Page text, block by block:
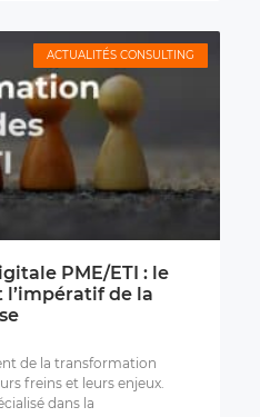
ACTUALITÉS CONSULTING
PME/ETI : le
l’impératif de la
de la transformation
freins et leurs enjeux.
dans la